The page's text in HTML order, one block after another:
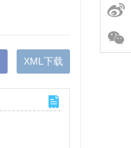
XML下载